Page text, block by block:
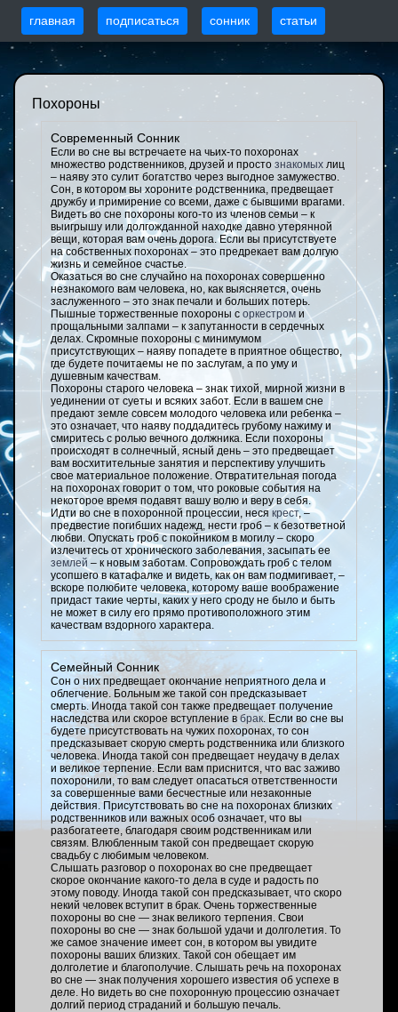
главная подписаться сонник статьи
Похороны
Современный Сонник
Если во сне вы встречаете на чьих-то похоронах
множество родственников, друзей и просто знакомых лиц
– наяву это сулит богатство через выгодное замужество.
Сон, в котором вы хороните родственника, предвещает
дружбу и примирение со всеми, даже с бывшими врагами.
Видеть во сне похороны кого-то из членов семьи – к
выигрышу или долгожданной находке давно утерянной
вещи, которая вам очень дорога. Если вы присутствуете
на собственных похоронах – это предрекает вам долгую
жизнь и семейное счастье.
Оказаться во сне случайно на похоронах совершенно
незнакомого вам человека, но, как выясняется, очень
заслуженного – это знак печали и больших потерь.
Пышные торжественные похороны с оркестром и
прощальными залпами – к запутанности в сердечных
делах. Скромные похороны с минимумом
присутствующих – наяву попадете в приятное общество,
где будете почитаемы не по заслугам, а по уму и
душевным качествам.
Похороны старого человека – знак тихой, мирной жизни в
уединении от суеты и всяких забот. Если в вашем сне
предают земле совсем молодого человека или ребенка –
это означает, что наяву поддадитесь грубому нажиму и
смиритесь с ролью вечного должника. Если похороны
происходят в солнечный, ясный день – это предвещает
вам восхитительные занятия и перспективу улучшить
свое материальное положение. Отвратительная погода
на похоронах говорит о том, что роковые события на
некоторое время подавят вашу волю и веру в себя.
Идти во сне в похоронной процессии, несякрест, –
предвестие погибших надежд, нести гроб – к безответной
любви. Опускать гроб с покойником в могилу – скоро
излечитесь от хронического заболевания, засыпать ее
землей – к новым заботам. Сопровождать гроб с телом
усопшего в катафалке и видеть, как он вам подмигивает, –
вскоре полюбите человека, которому ваше воображение
придаст такие черты, каких у него сроду не было и быть
не может в силу его прямо противоположного этим
качествам вздорного характера.
Семейный Сонник
Сон о них предвещает окончание неприятного дела и
облегчение. Больным же такой сон предсказывает
смерть. Иногда такой сон также предвещает получение
наследства или скорое вступление вбрак. Если во сне вы
будете присутствовать на чужих похоронах, то сон
предсказывает скорую смерть родственника или близкого
человека. Иногда такой сон предвещает неудачу в делах
и великое терпение. Если вам приснится, что вас заживо
похоронили, то вам следует опасаться ответственности
за совершенные вами бесчестные или незаконные
действия. Присутствовать во сне на похоронах близких
родственников или важных особ означает, что вы
разбогатеете, благодаря своим родственникам или
связям. Влюбленным такой сон предвещает скорую
свадьбу с любимым человеком.
Слышать разговор о похоронах во сне предвещает
скорое окончание какого-то дела в суде и радость по
этому поводу. Иногда такой сон предсказывает, что скоро
некий человек вступит в брак. Очень торжественные
похороны во сне — знак великого терпения. Свои
похороны во сне — знак большой удачи и долголетия. То
же самое значение имеет сон, в котором вы увидите
похороны ваших близких. Такой сон обещает им
долголетие и благополучие. Слышать речь на похоронах
во сне — знак получения хорошего известия об успехе в
деле. Но видеть во сне похоронную процессию означает
долгий период страданий и большую печаль.